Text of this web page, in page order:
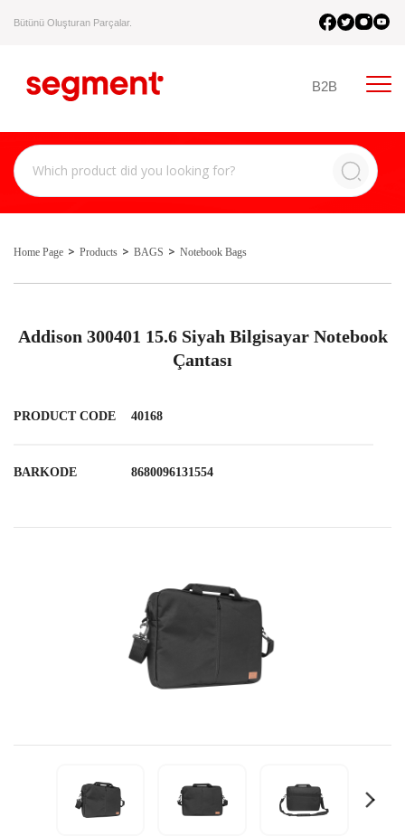
Bütünü Oluşturan Parçalar.
B2B
Home Page Products BAGS Notebook Bags
Addison 300401 15.6 Siyah Bilgisayar Notebook
Çantası
PRODUCT CODE 40168
BARKODE 8680096131554